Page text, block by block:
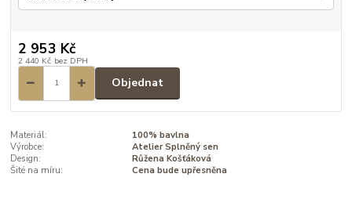
2 953 Kč
2 440 Kč bez DPH
Objednat
Materiál:
100% bavlna
Výrobce:
Atelier Splněný sen
Design:
Růžena Košťáková
Šité na míru:
Cena bude upřesněna